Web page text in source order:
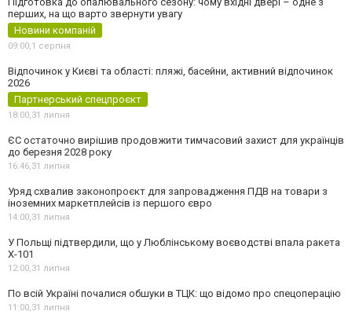
перших, на що варто звернути увагу
Новини компаній
09:00,1 серпня
Відпочинок у Києві та області: пляжі, басейни, активний відпочинок
2026
Партнерський спецпроєкт
18:00,31 липня
ЄС остаточно вирішив продовжити тимчасовий захист для українців
до березня 2028 року
16:46,31 липня
Уряд схвалив законопроєкт для запровадження ПДВ на товари з
іноземних маркетплейсів із першого євро
14:00,31 липня
У Польщі підтвердили, що у Люблінському воєводстві впала ракета
Х-101
12:00,31 липня
По всій Україні почалися обшуки в ТЦК: що відомо про спецоперацію
11:00,31 липня